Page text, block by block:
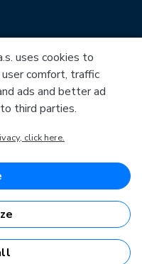
Fund
Fund
1993 - 2026
uses cookies to
comfort, traffic
ads and better ad
third parties.
click here.